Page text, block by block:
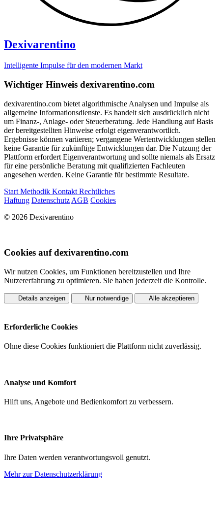
Dexivarentino
Intelligente Impulse für den modernen Markt
Wichtiger Hinweis dexivarentino.com
dexivarentino.com bietet algorithmische Analysen und Impulse als
allgemeine Informationsdienste. Es handelt sich ausdrücklich nicht
um Finanz-, Anlage- oder Steuerberatung. Jede Handlung auf Basis
der bereitgestellten Hinweise erfolgt eigenverantwortlich.
Ergebnisse können variieren; vergangene Wertentwicklungen stellen
keine Garantie für zukünftige Entwicklungen dar. Die Nutzung der
Plattform erfordert Eigenverantwortung und sollte niemals als Ersatz
für eine persönliche Beratung mit qualifizierten Fachleuten
angesehen werden. Keine Garantie für bestimmte Resultate.
Start Methodik Kontakt Rechtliches
Haftung Datenschutz AGB Cookies
© 2026 Dexivarentino
Cookies auf dexivarentino.com
Wir nutzen Cookies, um Funktionen bereitzustellen und Ihre
Nutzererfahrung zu optimieren. Sie haben jederzeit die Kontrolle.
Details anzeigen Nur notwendige Alle akzeptieren
Erforderliche Cookies
Ohne diese Cookies funktioniert die Plattform nicht zuverlässig.
Analyse und Komfort
Hilft uns, Angebote und Bedienkomfort zu verbessern.
Ihre Privatsphäre
Ihre Daten werden verantwortungsvoll genutzt.
Mehr zur Datenschutzerklärung